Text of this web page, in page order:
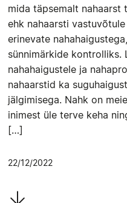
mida täpsemalt nahaarst
ehk nahaarsti
erinevate
sünnimärkide kontrolliks.
nahahaigustele ja
nahaarstid ka
jälgimisega. Nahk on
inimest üle terve keha
[…]
22/12/2022